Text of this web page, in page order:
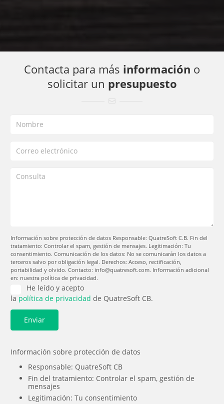
Contacta para más información o
solicitar un presupuesto
Información sobre protección de datos Responsable: QuatreSoft C.B. Fin del
tratamiento: Controlar el spam, gestión de mensajes. Legitimación: Tu
consentimiento. Comunicación de los datos: No se comunicarán los datos a
terceros salvo por obligación legal. Derechos: Acceso, rectificación,
portabilidad y olvido. Contacto: info@quatresoft.com. Información adicional
en: nuestra política de privacidad.
He leído y acepto
la política de privacidad de QuatreSoft CB.
Información sobre protección de datos
Responsable: QuatreSoft CB
Fin del tratamiento: Controlar el spam, gestión de
mensajes
Legitimación: Tu consentimiento